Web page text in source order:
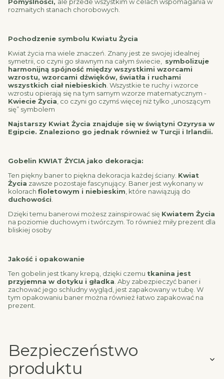
rozmaitych stanach chorobowych.
Pochodzenie symbolu Kwiatu Życia
Kwiat życia ma wiele znaczeń. Znany jest ze swojej idealnej
symetrii, co czyni go sławnym na całym świecie, symbolizuje
harmonijną spójność między wszystkimi wzorcami
wzrostu, wzorcami dźwięków, światła i ruchami
wszystkich ciał niebieskich . Wszystkie te ruchy i wzorce
wzrostu opierają się na tym samym wzorze matematycznym -
Kwiecie Życia , co czyni go czymś więcej niż tylko „unoszącym
się” symbolem
Najstarszy Kwiat Życia znajduje się w świątyni Ozyrysa w
Egipcie. Znaleziono go jednak również w Turcji i Irlandii.
Gobelin KWIAT ŻYCIA jako dekoracja:
Ten piękny baner to piękna dekoracja każdej ściany. Kwiat
Życia zawsze pozostaje fascynujący. Baner jest wykonany w
kolorach fioletowym i niebieskim , które nawiązują do
duchowości
Dzięki temu banerowi możesz zainspirować się Kwiatem Życia
na poziomie duchowym i twórczym. To również miły prezent dla
bliskiej osoby
Jakość i opakowanie
Ten gobelin jest tkany krepą, dzięki czemu tkanina jest
przyjemna w dotyku i gładka . Aby zabezpieczyć baner i
zachować jego schludny wygląd, jest zapakowany w tubę. W
tym opakowaniu baner można również łatwo zapakować na
prezent.
Bezpieczeństwo
produktu